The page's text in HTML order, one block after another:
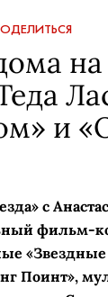
и
с
фильм-
Поинт»,